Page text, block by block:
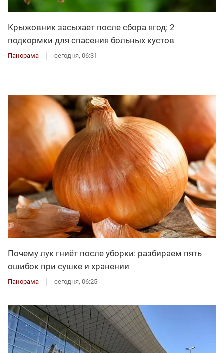
Крыжовник засыхает после сбора ягод: 2
подкормки для спасения больных кустов
Панорама сегодня, 06:31
Почему лук гниёт после уборки: разбираем пять
ошибок при сушке и хранении
Панорама сегодня, 06:25